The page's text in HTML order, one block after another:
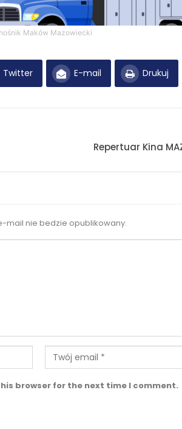
Maków Mazowiecki
Twitter E-mail Drukuj
Repertuar Kina
mail nie bedzie opublikowany.
browser for the next time I comment.